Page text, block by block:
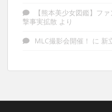
【熊本美少女図鑑】フ
撃事実拡散 より
MLC撮影会開催！ に 新